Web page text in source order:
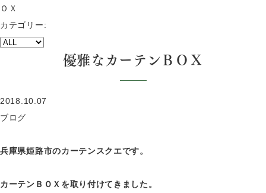
ＯＸ
カテゴリー:
優雅なカーテンＢＯＸ
2018.10.07
ブログ
兵庫県姫路市のカーテンスクエです。
カーテンＢＯＸを取り付けてきました。